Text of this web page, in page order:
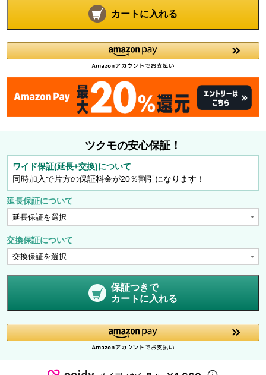
カートに入れる
ツクモの安心保証！
ワイド保証(延長+交換)について
同時加入で片方の保証料金が20％割引になります！
延長保証について
交換保証について
保証つきで
カートに入れる